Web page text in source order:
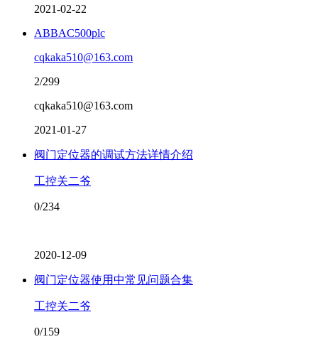
2021-02-22
ABBAC500plc
cqkaka510@163.com
2/299
cqkaka510@163.com
2021-01-27
阀门定位器的调试方法详情介绍
工控关二爷
0/234
2020-12-09
阀门定位器使用中常见问题合集
工控关二爷
0/159